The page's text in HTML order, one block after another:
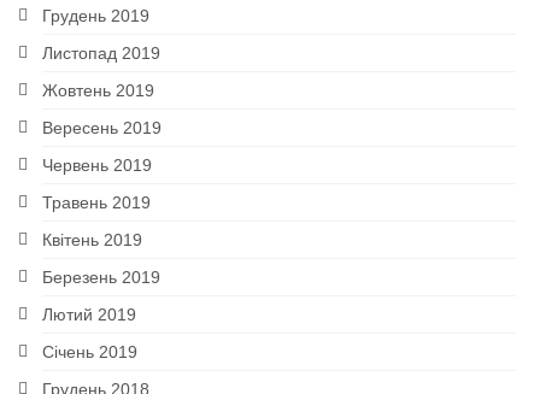
Грудень 2019
Листопад 2019
Жовтень 2019
Вересень 2019
Червень 2019
Травень 2019
Квітень 2019
Березень 2019
Лютий 2019
Січень 2019
Грудень 2018